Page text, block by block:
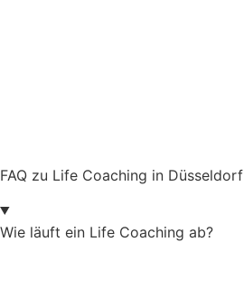
FAQ zu Life Coaching in Düsseldorf
Wie läuft ein Life Coaching ab?